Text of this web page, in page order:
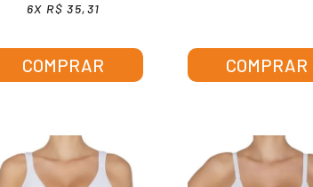
6X R$ 35,31
COMPRAR COMPRAR